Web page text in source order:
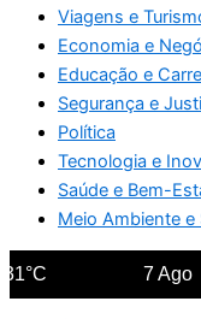
Viagens e
Economia e
Educação e
Segurança e
Política
Tecnologia e
Saúde e Bem-
Meio Ambiente
7 Ago